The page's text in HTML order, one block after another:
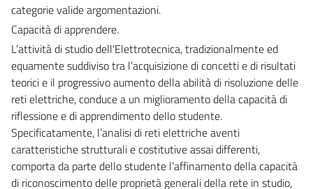
categorie valide argomentazioni.
Capacità di apprendere.
L’attività di studio dell’Elettrotecnica, tradizionalmente ed
equamente suddiviso tra l’acquisizione di concetti e di risultati
teorici e il progressivo aumento della abilità di risoluzione delle
reti elettriche, conduce a un miglioramento della capacità di
riflessione e di apprendimento dello studente.
Specificatamente, l’analisi di reti elettriche aventi
caratteristiche strutturali e costitutive assai differenti,
comporta da parte dello studente l’affinamento della capacità
di riconoscimento delle proprietà generali della rete in studio,